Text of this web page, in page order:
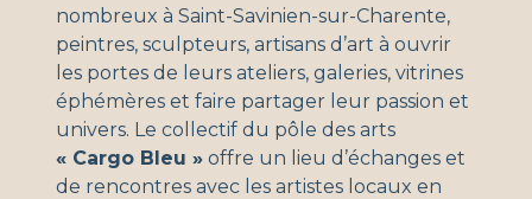
nombreux à Saint-Savinien-sur-Charente,
peintres, sculpteurs, artisans d’art à ouvrir
les portes de leurs ateliers, galeries, vitrines
éphémères et faire partager leur passion et
univers. Le collectif du pôle des arts
« Cargo Bleu » offre un lieu d’échanges et
de rencontres avec les artistes locaux en